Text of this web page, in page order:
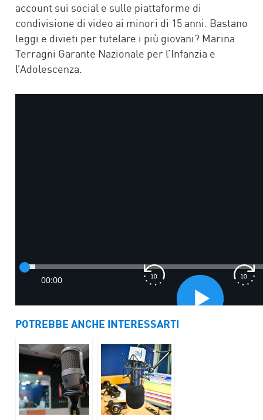
account sui social e sulle piattaforme di
condivisione di video ai minori di 15 anni. Bastano
leggi e divieti per tutelare i più giovani? Marina
Terragni Garante Nazionale per l’Infanzia e
l’Adolescenza.
POTREBBE ANCHE INTERESSARTI